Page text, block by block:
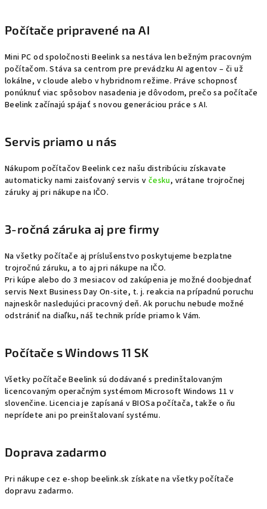
Počítače pripravené na AI
Mini PC od spoločnosti Beelink sa nestáva len bežným pracovným
počítačom. Stáva sa centrom pre prevádzku AI agentov – či už
lokálne, v cloude alebo v hybridnom režime. Práve schopnosť
ponúknuť viac spôsobov nasadenia je dôvodom, prečo sa počítače
Beelink začínajú spájať s novou generáciou práce s AI.
Servis priamo u nás
Nákupom počítačov Beelink cez našu distribúciu získavate
automaticky nami zaisťovaný servis v česku, vrátane trojročnej
záruky aj pri nákupe na IČO.
3-ročná záruka aj pre firmy
Na všetky počítače aj príslušenstvo poskytujeme bezplatne
trojročnú záruku, a to aj pri nákupe na IČO.
Pri kúpe alebo do 3 mesiacov od zakúpenia je možné doobjednať
servis Next Business Day On-site, t. j. reakcia na prípadnú poruchu
najneskôr nasledujúci pracovný deň. Ak poruchu nebude možné
odstrániť na diaľku, náš technik príde priamo k Vám.
Počítače s Windows 11 SK
Všetky počítače Beelink sú dodávané s predinštalovaným
licencovaným operačným systémom Microsoft Windows 11 v
slovenčine. Licencia je zapísaná v BIOSa počítača, takže o ňu
neprídete ani po preinštalovaní systému.
Doprava zadarmo
Pri nákupe cez e-shop beelink.sk získate na všetky počítače
dopravu zadarmo.